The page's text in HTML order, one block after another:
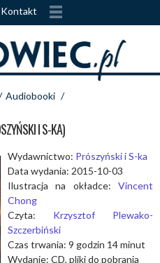
Kontakt
Audiobooki /
I S-KA)
Wydawnictwo: Prószyński i S-ka
Data wydania: 2015-10-03
Ilustracja na okładce: Vincent
Chong
Czyta: Krzysztof Plewako-
Szczerbiński
Czas trwania: 9 godzin 14 minut
Wydanie: CD, pliki do pobrania